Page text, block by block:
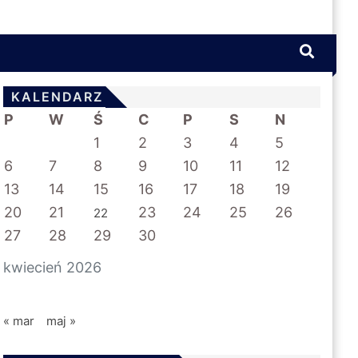
KALENDARZ
kwiecień 2026
P W Ś C P S
N
1
2 3 4
5
6
7 8 9 10 11
12
13
14 15 16 17 18
19
20
21 22 23 24 25
26
27
28 29 30
« mar maj »